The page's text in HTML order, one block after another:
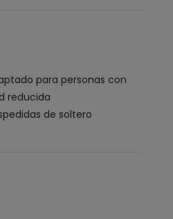
reducida
de soltero